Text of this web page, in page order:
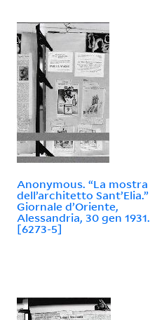
Anonymous. “La mostra
dell’architetto Sant’Elia.”
Giornale d’Oriente,
Alessandria, 30 gen 1931.
[6273-5]